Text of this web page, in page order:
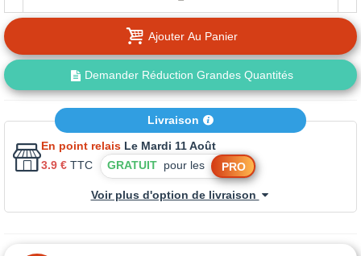
Ajouter Au Panier
Demander Réduction Grandes Quantités
Livraison
En point relais Le Mardi 11 Août
3.9 € TTC GRATUIT pour les PRO
Voir plus d'option de livraison